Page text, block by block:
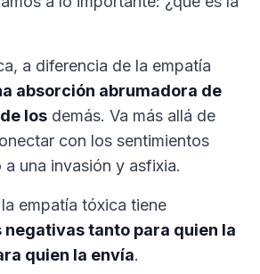
a diferencia de la empatía
absorción abrumadora de
los demás. Va más allá de
con los sentimientos
una invasión y asfixia.
empatía tóxica tiene
tanto para quien la
quien la envía.